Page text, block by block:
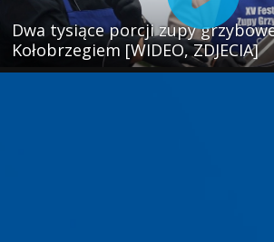
Dwa tysiące porcji zupy
Kołobrzegiem [WIDEO, ZDJECIA]